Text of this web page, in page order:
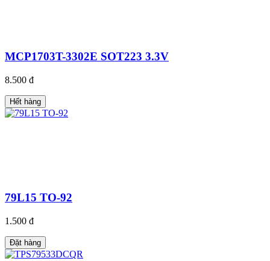
MCP1703T-3302E SOT223 3.3V
8.500 đ
Hết hàng
79L15 TO-92
1.500 đ
Đặt hàng